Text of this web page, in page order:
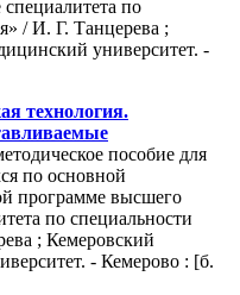
по
/ И. Г. Танцерева ;
университет. -
технология.
пособие для
по основной
программе высшего
по специальности
; Кемеровский
- Кемерово : [б.